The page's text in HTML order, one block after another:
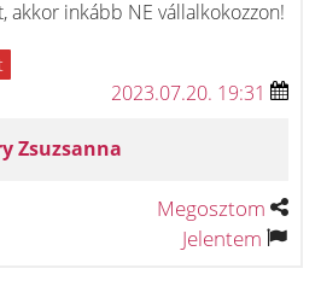
akkor inkább NE vállalkokozzon!
2023.07.20. 19:31
Zsuzsanna
Megosztom
Jelentem